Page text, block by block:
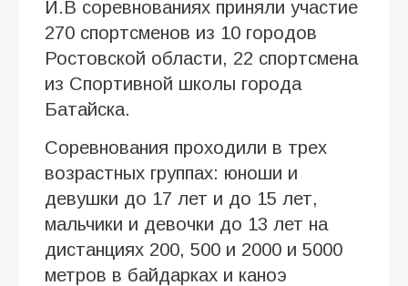
И.В соревнованиях приняли участие
270 спортсменов из 10 городов
Ростовской области, 22 спортсмена
из Спортивной школы города
Батайска.
Соревнования проходили в трех
возрастных группах: юноши и
девушки до 17 лет и до 15 лет,
мальчики и девочки до 13 лет на
дистанциях 200, 500 и 2000 и 5000
метров в байдарках и каноэ